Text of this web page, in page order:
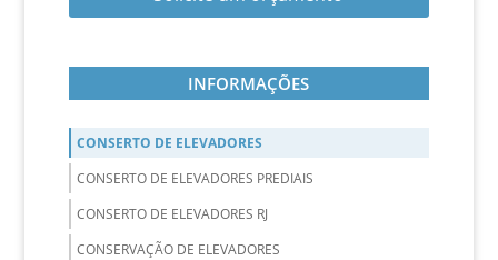
INFORMAÇÕES
CONSERTO DE ELEVADORES
CONSERTO DE ELEVADORES PREDIAIS
CONSERTO DE ELEVADORES RJ
CONSERVAÇÃO DE ELEVADORES